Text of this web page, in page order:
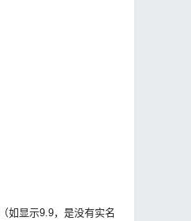
如显示9.9，是没有实名